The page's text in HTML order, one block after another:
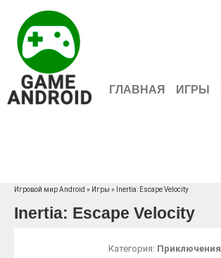
ГЛАВНАЯ ИГРЫ
Игровой мир Android » Игры » Inertia: Escape Velocity
Inertia: Escape Velocity
Категория: Приключения